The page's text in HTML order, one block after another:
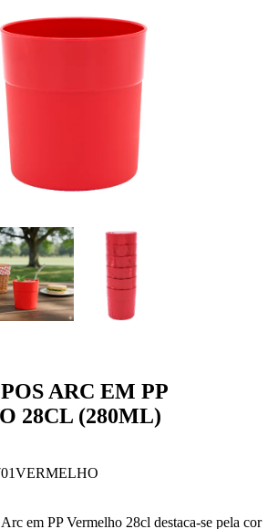
ARC EM PP
28CL (280ML)
em PP Vermelho 28cl destaca-se pela cor